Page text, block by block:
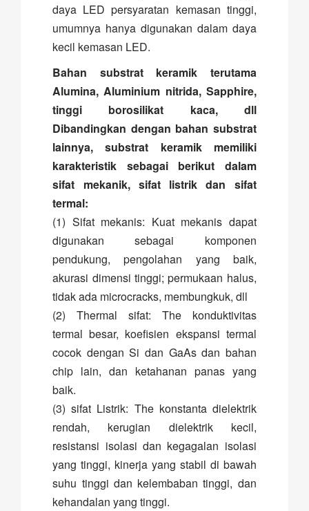
daya LED persyaratan kemasan tinggi,
umumnya hanya digunakan dalam daya
kecil kemasan LED.
Bahan substrat keramik terutama
Alumina, Aluminium nitrida, Sapphire,
tinggi borosilikat kaca, dll
Dibandingkan dengan bahan substrat
lainnya, substrat keramik memiliki
karakteristik sebagai berikut dalam
sifat mekanik, sifat listrik dan sifat
termal:
(1) Sifat mekanis: Kuat mekanis dapat
digunakan sebagai komponen
pendukung, pengolahan yang baik,
akurasi dimensi tinggi; permukaan halus,
tidak ada microcracks, membungkuk, dll
(2) Thermal sifat: The konduktivitas
termal besar, koefisien ekspansi termal
cocok dengan Si dan GaAs dan bahan
chip lain, dan ketahanan panas yang
baik.
(3) sifat Listrik: The konstanta dielektrik
rendah, kerugian dielektrik kecil,
resistansi isolasi dan kegagalan isolasi
yang tinggi, kinerja yang stabil di bawah
suhu tinggi dan kelembaban tinggi, dan
kehandalan yang tinggi.